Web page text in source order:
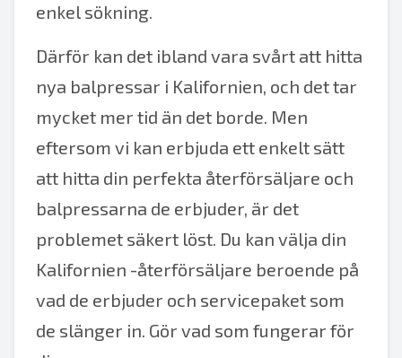
enkel sökning.
Därför kan det ibland vara svårt att hitta
nya balpressar i Kalifornien, och det tar
mycket mer tid än det borde. Men
eftersom vi kan erbjuda ett enkelt sätt
att hitta din perfekta återförsäljare och
balpressarna de erbjuder, är det
problemet säkert löst. Du kan välja din
Kalifornien -återförsäljare beroende på
vad de erbjuder och servicepaket som
de slänger in. Gör vad som fungerar för